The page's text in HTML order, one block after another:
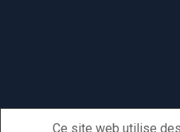
Ce site web utilise